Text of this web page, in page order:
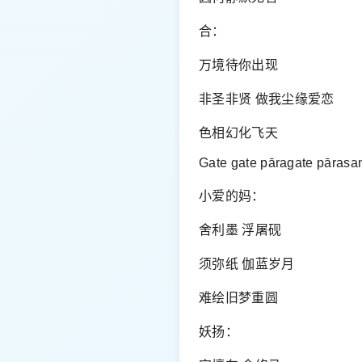
合：
万境待你出现
非圣非贤 做我尘缘爱恋
色相幻化飞天
Gate gate pāragate
小爱的妈：
舍利墨 浮屠砚
须弥纸 伽蓝岁月
难绘旧梦重圆
妖扬：